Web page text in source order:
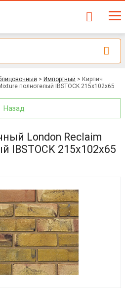
> Импортный > Кирпич
полнотелый IBSTOCK 215x102x65
Назад
London Reclaim
IBSTOCK 215x102x65